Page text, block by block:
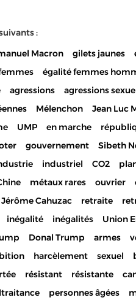
:
Macron gilets jaunes
égalité femmes
agressions agressions
Mélenchon Jean Luc
UMP en marche
gouvernement Sibeth
industriel CO2
métaux rares ouvrier
Jérôme Cahuzac retraite
inégalité inégalités Union
Donal Trump armes
harcèlement sexuel
résistant résistante
personnes âgées